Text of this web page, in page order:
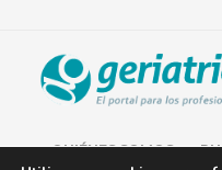
QUIÉNES SOMOS